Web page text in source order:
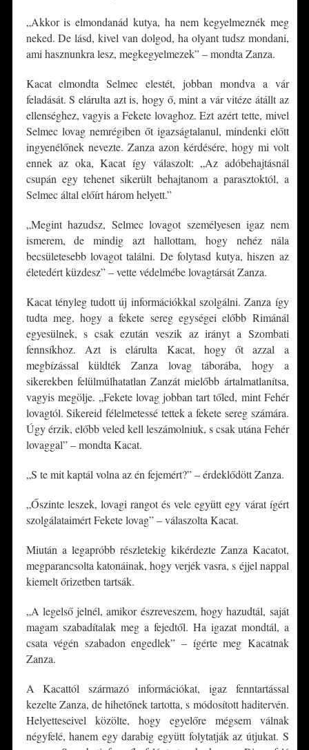
„Akkor is elmondanád kutya, ha nem kegyelmeznék meg
neked. De lásd, kivel van dolgod, ha olyant tudsz mondani,
ami hasznunkra lesz, megkegyelmezek” – mondta Zanza.
Kacat elmondta Selmec elestét, jobban mondva a vár
feladását. S elárulta azt is, hogy ő, mint a vár vitéze átállt az
ellenséghez, vagyis a Fekete lovaghoz. Ezt azért tette, mivel
Selmec lovag nemrégiben őt igazságtalanul, mindenki előtt
ingyenélőnek nevezte. Zanza azon kérdésére, hogy mi volt
ennek az oka, Kacat így válaszolt: „Az adóbehajtásnál
csupán egy tehenet sikerült behajtanom a parasztoktól, a
Selmec által előírt három helyett.”
„Megint hazudsz, Selmec lovagot személyesen igaz nem
ismerem, de mindig azt hallottam, hogy nehéz nála
becsületesebb lovagot találni. De folytasd kutya, hiszen az
életedért küzdesz” – vette védelmébe lovagtársát Zanza.
Kacat tényleg tudott új információkkal szolgálni. Zanza így
tudta meg, hogy a fekete sereg egységei előbb Rimánál
egyesülnek, s csak ezután veszik az irányt a Szombati
fennsíkhoz. Azt is elárulta Kacat, hogy őt azzal a
megbízással küldték Zanza lovag táborába, hogy a
sikerekben felülmúlhatatlan Zanzát mielőbb ártalmatlanítsa,
vagyis megölje. „Fekete lovag jobban tart tőled, mint Fehér
lovagtól. Sikereid félelmetessé tettek a fekete sereg számára.
Úgy érzik, előbb veled kell leszámolniuk, s csak utána Fehér
lovaggal” – mondta Kacat.
„S te mit kaptál volna az én fejemért?” – érdeklődött Zanza.
„Őszinte leszek, lovagi rangot és vele együtt egy várat ígért
szolgálataimért Fekete lovag” – válaszolta Kacat.
Miután a legapróbb részletekig kikérdezte Zanza Kacatot,
megparancsolta katonáinak, hogy verjék vasra, s éjjel nappal
kiemelt őrizetben tartsák.
„A legelső jelnél, amikor észreveszem, hogy hazudtál, saját
magam szabadítalak meg a fejedtől. Ha igazat mondtál, a
csata végén szabadon engedlek” – ígérte meg Kacatnak
Zanza.
A Kacattól származó információkat, igaz fenntartással
kezelte Zanza, de hihetőnek tartotta, s módosított haditervén.
Helyetteseivel közölte, hogy egyelőre mégsem válnak
négyfelé, hanem egy darabig együtt folytatják az útjukat. S